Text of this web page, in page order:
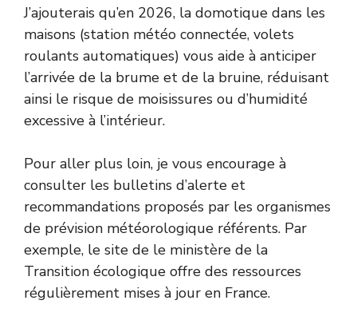
J’ajouterais qu’en 2026, la domotique dans les
maisons (station météo connectée, volets
roulants automatiques) vous aide à anticiper
l’arrivée de la brume et de la bruine, réduisant
ainsi le risque de moisissures ou d’humidité
excessive à l’intérieur.
Pour aller plus loin, je vous encourage à
consulter les bulletins d’alerte et
recommandations proposés par les organismes
de prévision météorologique référents. Par
exemple, le site de le ministère de la
Transition écologique offre des ressources
régulièrement mises à jour en France.